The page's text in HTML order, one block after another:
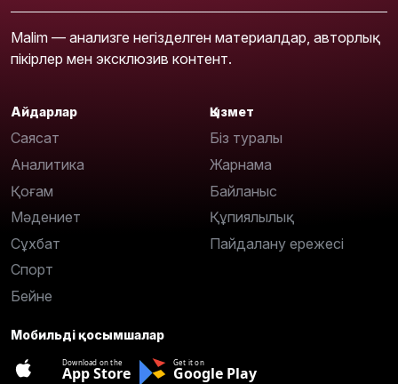
Malim — анализге негізделген материалдар, авторлық
пікірлер мен эксклюзив контент.
Айдарлар
Саясат
Аналитика
Қоғам
Мәдениет
Сұхбат
Спорт
Бейне
Қызмет
Біз туралы
Жарнама
Байланыс
Құпиялылық
Пайдалану ережесі
Мобильді қосымшалар
Download on the
App Store
Get it on
Google Play